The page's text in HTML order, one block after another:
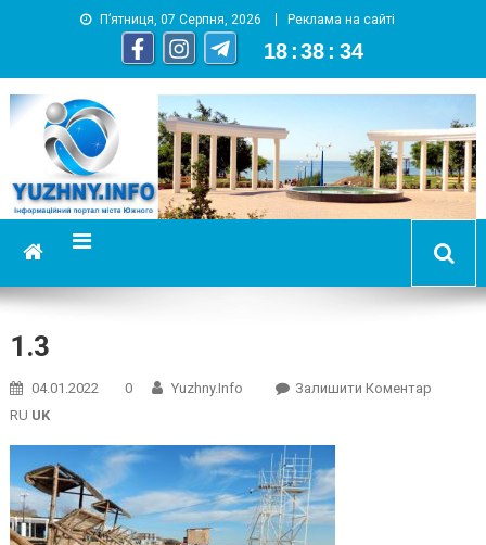
П’ятниця, 07 Серпня, 2026 Реклама на сайті
18 :38 : 35
YUZHNY.INFO
информационный портал города Южный
1.3
04.01.2022 0 Yuzhny.info Залишити КоментарOn
RU UK